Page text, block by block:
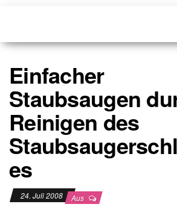
Einfacher
Staubsaugen
Reinigen des
es
24. Juli 2008 Aus